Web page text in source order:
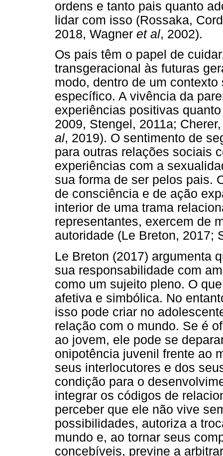
ordens e tanto pais quanto
lidar com isso (Rossaka,
2018, Wagner et al, 2002).
Os pais têm o papel de
transgeracional às futuras
modo, dentro de um
específico. A vivência da
experiências positivas
2009, Stengel, 2011a;
al, 2019). O sentimento de
para outras relações sociais
experiências com a
sua forma de ser pelos pais.
de consciência e de ação
interior de uma trama
representantes, exercem de
autoridade (Le Breton, 2017;
Le Breton (2017) argumenta
sua responsabilidade com
como um sujeito pleno. O
afetiva e simbólica. No
isso pode criar no
relação com o mundo. Se é
ao jovem, ele pode se
onipotência juvenil frente ao
seus interlocutores e dos
condição para o
integrar os códigos de
perceber que ele não vive
possibilidades, autoriza a
mundo e, ao tornar seus
concebíveis, previne a